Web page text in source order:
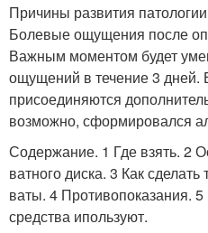
Причины развития патологии
Болевые ощущения после
Важным моментом будет
ощущений в течение 3 дней.
присоединяются
возможно, сформировался
Содержание. 1 Где взять. 2
ватного диска. 3 Как
ваты. 4 Противопоказания.
средства ипользуют.